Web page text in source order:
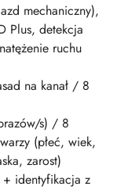
mechaniczny),
Plus, detekcja
ruchu
na kanał / 8
s) / 8
(płeć, wiek,
zarost)
+ identyfikacja z